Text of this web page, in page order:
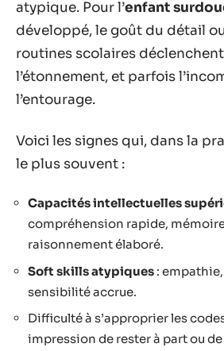
atypique. Pour l’enfant
développé, le goût du détail
routines scolaires
l’étonnement, et parfois
l’entourage.
Voici les signes qui, dans la
le plus souvent :
Capacités intellectuelles
compréhension rapide,
raisonnement élaboré.
Soft skills atypiques :
sensibilité accrue.
Difficulté à s’approprier les
impression de rester à part ou